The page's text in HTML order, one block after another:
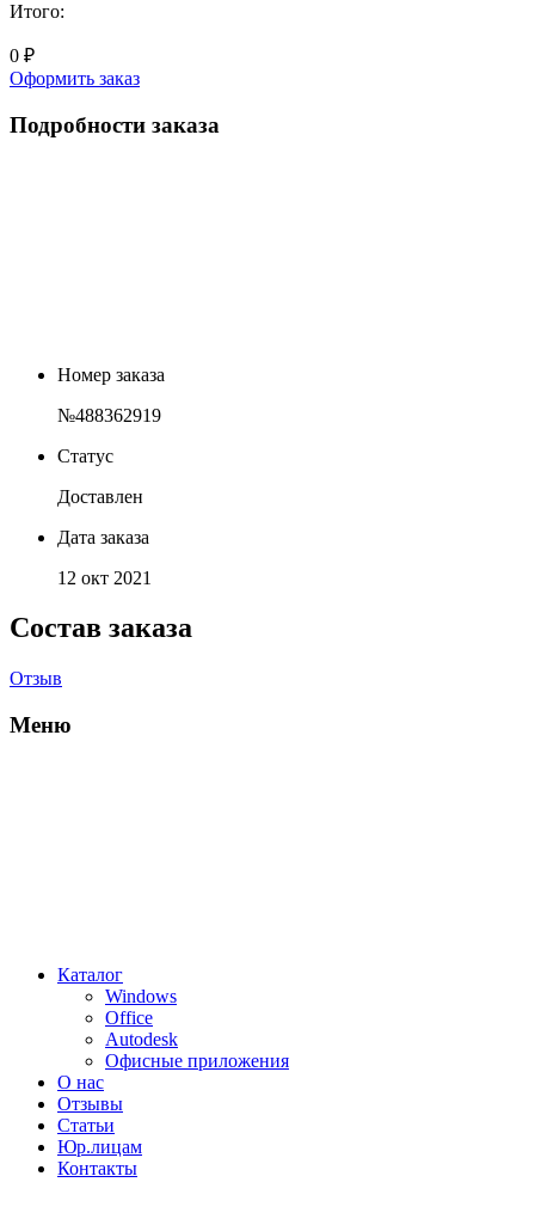
Итого:
0 ₽
Оформить заказ
Подробности заказа
Номер заказа
№488362919
Статус
Доставлен
Дата заказа
12 окт 2021
Состав заказа
Отзыв
Меню
Каталог
Windows
Office
Autodesk
Офисные приложения
О нас
Отзывы
Статьи
Юр.лицам
Контакты